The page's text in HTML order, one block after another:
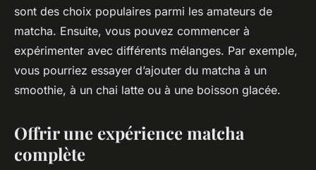
sont des choix populaires parmi les amateurs de
matcha. Ensuite, vous pouvez commencer à
expérimenter avec différents mélanges. Par exemple,
vous pourriez essayer d’ajouter du matcha à un
smoothie, à un chai latte ou à une boisson glacée.
Offrir une expérience matcha
complète